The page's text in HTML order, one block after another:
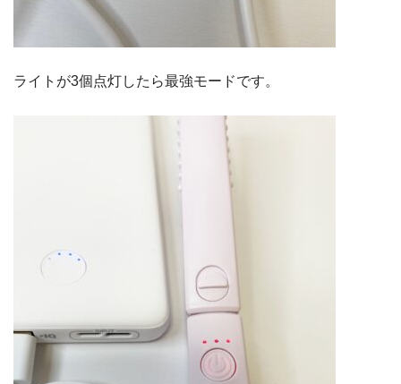
ライトが3個点灯したら最強モードです。